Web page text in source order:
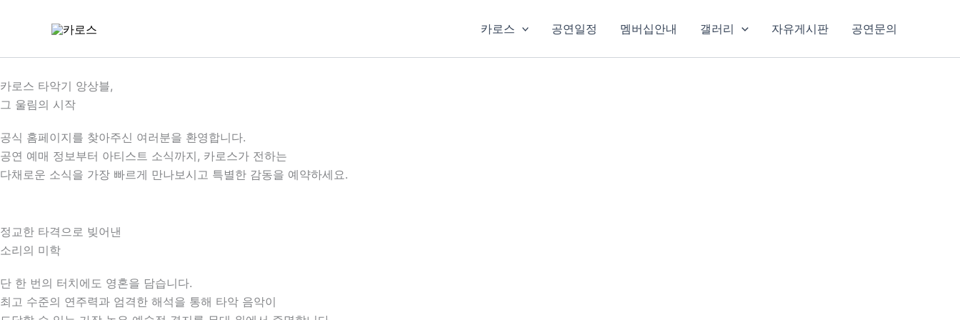
건
너
기
카로스 공연일정 멤버십안내 갤러리 자유게시판 공연문의
카로스 타악기 앙상블,
그 울림의 시작
공식 홈페이지를 찾아주신 여러분을 환영합니다.
공연 예매 정보부터 아티스트 소식까지, 카로스가 전하는
다채로운 소식을 가장 빠르게 만나보시고 특별한 감동을 예약하세요.
정교한 타격으로 빚어낸
소리의 미학
단 한 번의 터치에도 영혼을 담습니다.
최고 수준의 연주력과 엄격한 해석을 통해 타악 음악이